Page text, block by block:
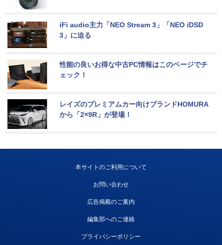
iFi audio主力「NEO Stream 3」「NEO iDSD
3」に迫る
性能の良いお得な中古PC情報はこのページでチ
ェック！
レイズのプレミアムカー向けブランドHOMURA
から「2×9R」が登場！
本サイトのご利用について
お問い合わせ
広告掲載のご案内
編集部へのご連絡
プライバシーポリシー